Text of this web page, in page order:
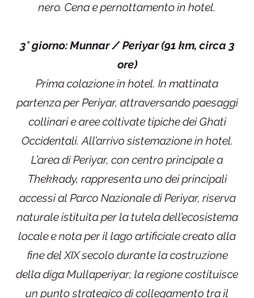
nero. Cena e pernottamento in hotel.
3° giorno: Munnar / Periyar (91 km, circa 3
ore)
Prima colazione in hotel. In mattinata
partenza per Periyar, attraversando paesaggi
collinari e aree coltivate tipiche dei Ghati
Occidentali. All’arrivo sistemazione in hotel.
L’area di Periyar, con centro principale a
Thekkady, rappresenta uno dei principali
accessi al Parco Nazionale di Periyar, riserva
naturale istituita per la tutela dell’ecosistema
locale e nota per il lago artificiale creato alla
fine del XIX secolo durante la costruzione
della diga Mullaperiyar; la regione costituisce
un punto strategico di collegamento tra il